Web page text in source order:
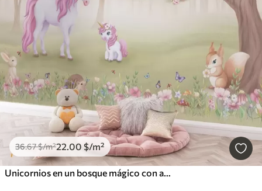
36.67$/m²22.00 $/m²
Unicornios en un bosque mágico con animales